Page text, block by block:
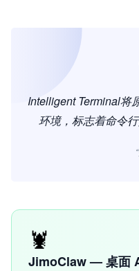
Intelligent Terminal将
环境，标志着命令
🦞
JimoClaw — 桌面